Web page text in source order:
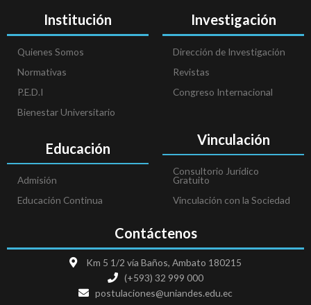
Institución
Quienes Somos
Normativas
P.E.D.I
Bienestar Universitario
Educación
Admisión
Educación Continua
Investigación
Dirección de Investigación
Revistas
Congreso Internacional
Vinculación
Consultorio Jurídico
Gratuito
Vinculación con la Sociedad
Contáctenos
Km 5 1/2 vía Baños, Ambato 180215
(+593) 32 999 000
postulaciones@uniandes.edu.ec